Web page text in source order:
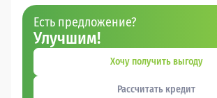
Есть предложение?
Улучшим!
Хочу получить выгоду
Рассчитать кредит